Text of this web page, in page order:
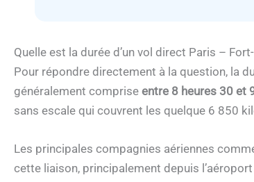
Quelle est la durée d’un vol direct Paris –
Pour répondre directement à la question, la
généralement comprise entre 8 heures 30 et
sans escale qui couvrent les quelque 6 850
Les principales compagnies aériennes
cette liaison, principalement depuis